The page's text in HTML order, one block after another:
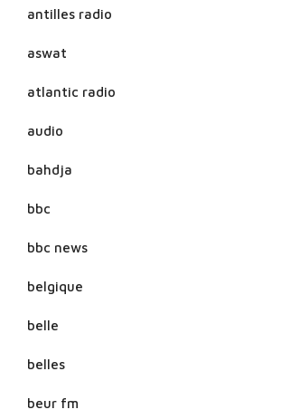
antilles radio
aswat
atlantic radio
audio
bahdja
bbc
bbc news
belgique
belle
belles
beur fm